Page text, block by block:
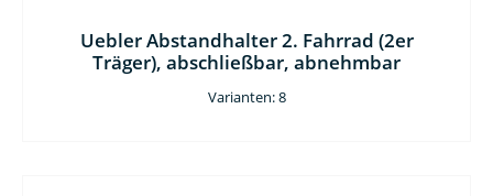
Uebler Abstandhalter 2. Fahrrad (2er
Träger), abschließbar, abnehmbar
Varianten: 8